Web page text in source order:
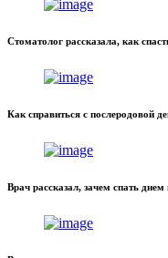
Стоматолог рассказала, как
Как справиться с послеродовой
Врач рассказал, зачем спать